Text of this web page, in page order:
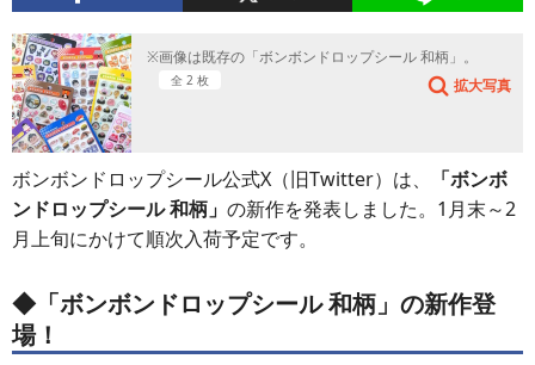
※画像は既存の「ボンボンドロップシール 和柄」。
全 2 枚 拡大写真
ボンボンドロップシール公式X（旧Twitter）は、
「ボンボ
ンドロップシール 和柄」 の新作を発表しました。1月末～2
月上旬にかけて順次入荷予定です。
◆「ボンボンドロップシール 和柄」の新作登
場！